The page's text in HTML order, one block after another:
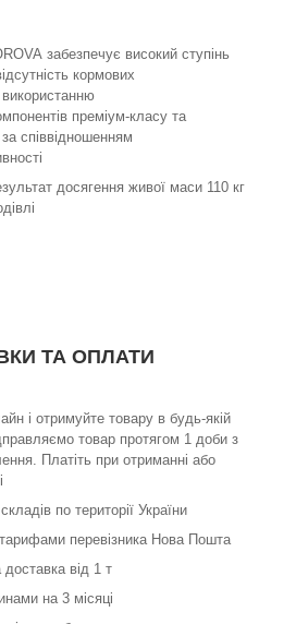
забезпечує високий ступінь
кормових
використанню
преміум-класу та
співвідношенням
досягення живої маси 110 кг
ТА ОПЛАТИ
і отримуйте товару в будь-якій
товар протягом 1 доби з
Платіть при отриманні або
по території України
перевізника Нова Пошта
від 1 т
на 3 місяці